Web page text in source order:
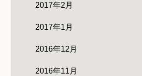
2017年2月
2017年1月
2016年12月
2016年11月